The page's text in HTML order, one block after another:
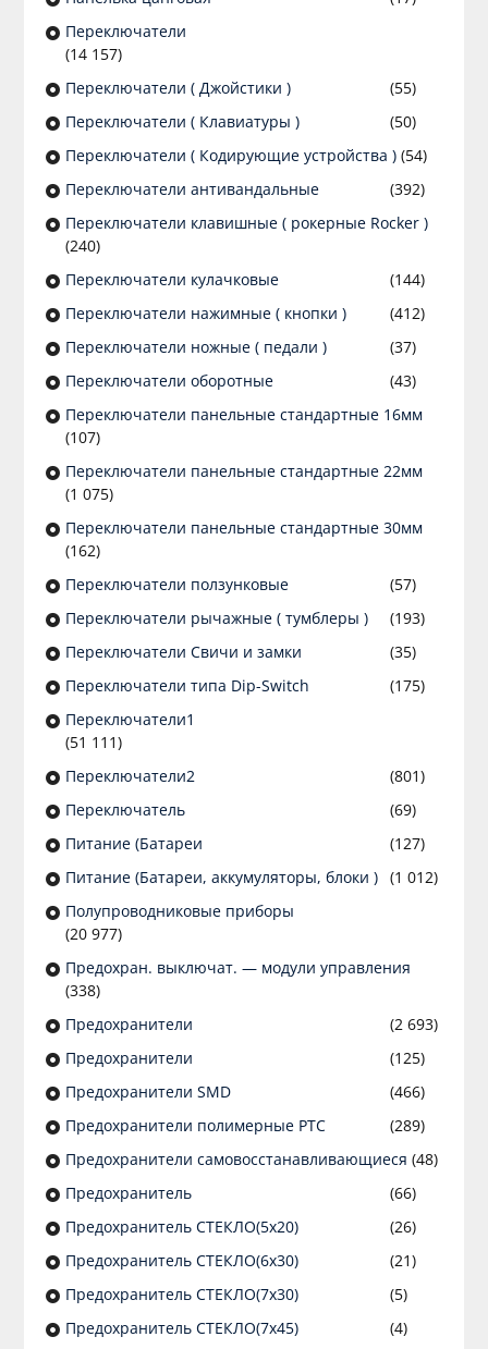
Переключатели
(14 157)
Переключатели ( Джойстики )
(55)
Переключатели ( Клавиатуры )
(50)
Переключатели ( Кодирующие устройства )(54)
Переключатели антивандальные
(392)
Переключатели клавишные ( рокерные Rocker )
(240)
Переключатели кулачковые
(144)
Переключатели нажимные ( кнопки )
(412)
Переключатели ножные ( педали )
(37)
Переключатели оборотные
(43)
Переключатели панельные стандартные 16мм
(107)
Переключатели панельные стандартные 22мм
(1 075)
Переключатели панельные стандартные 30мм
(162)
Переключатели ползунковые
(57)
Переключатели рычажные ( тумблеры )
(193)
Переключатели Свичи и замки
(35)
Переключатели типа Dip-Switch
(175)
Переключатели1
(51 111)
Переключатели2
(801)
Переключатель
(69)
Питание (Батареи
(127)
Питание (Батареи, аккумуляторы, блоки ) (1 012)
Полупроводниковые приборы
(20 977)
Предохран. выключат. — модули управления
(338)
Предохранители
(2 693)
Предохранители
(125)
Предохранители SMD
(466)
Предохранители полимерные PTC
(289)
Предохранители самовосстанавливающиеся (48)
Предохранитель
(66)
Предохранитель СТЕКЛО(5х20)
(26)
Предохранитель СТЕКЛО(6х30)
(21)
Предохранитель СТЕКЛО(7х30)
(5)
Предохранитель СТЕКЛО(7х45)
(4)